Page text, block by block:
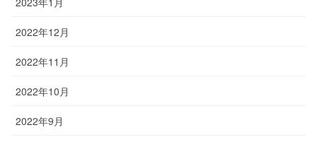
2022年12月
2022年11月
2022年10月
2022年9月